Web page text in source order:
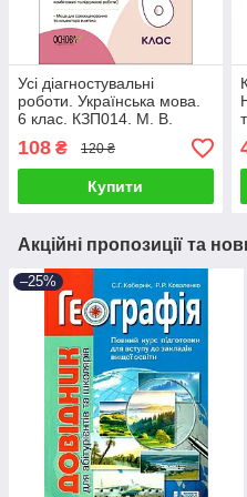
Усі діагностувальні
роботи. Українська мова.
6 клас. КЗП014. М. В.
Коновалова
108 ₴ 120 ₴
Купити
Акційні пропозиції та
–25%